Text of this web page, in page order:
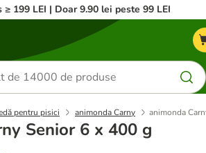
≥ 199 LEI | Doar 9.90 lei peste 99 LEI
pentru pisici animonda Carny animonda
Senior 6 x 400 g